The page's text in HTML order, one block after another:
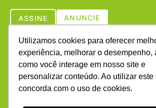
Utilizamos cookies para oferecer
experiência, melhorar o desempenho,
como você interage em nosso site e
personalizar conteúdo. Ao utilizar este
concorda com o uso de cookies.
ASSINE ANUNCIE
Copyright © (1990 - 2026) Revista Campo &
direitos reservados. É proibida a reprodução
página em qualquer meio de comunicação,